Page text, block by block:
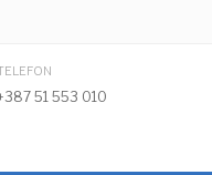
51 553 010